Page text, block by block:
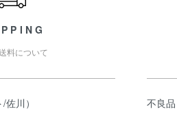
料について
川）
不良品